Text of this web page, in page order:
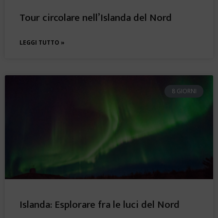
Tour circolare nell’Islanda del Nord
LEGGI TUTTO »
8 GIORNI
Islanda: Esplorare fra le luci del Nord